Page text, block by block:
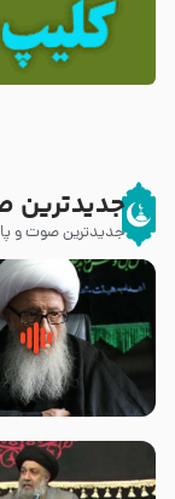
جدیدترین
جدیدترین صوت و
زوّار اربعین امام
السلام) با این اشتیاق